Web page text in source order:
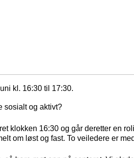
kl. 16:30 til 17:30.
sosialt og aktivt?
klokken 16:30 og går deretter en
om løst og fast. To veiledere er